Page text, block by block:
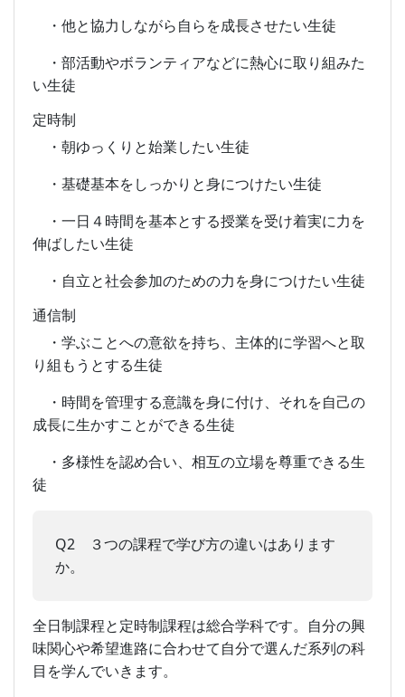
・他と協力しながら自らを成長させたい生徒
・部活動やボランティアなどに熱心に取り組みた
い生徒
定時制
・朝ゆっくりと始業したい生徒
・基礎基本をしっかりと身につけたい生徒
・一日４時間を基本とする授業を受け着実に力を
伸ばしたい生徒
・自立と社会参加のための力を身につけたい生徒
通信制
・学ぶことへの意欲を持ち、主体的に学習へと取
り組もうとする生徒
・時間を管理する意識を身に付け、それを自己の
成長に生かすことができる生徒
・多様性を認め合い、相互の立場を尊重できる生
徒
Q2 ３つの課程で学び方の違いはあります
か。
全日制課程と定時制課程は総合学科です。自分の興
味関心や希望進路に合わせて自分で選んだ系列の科
目を学んでいきます。